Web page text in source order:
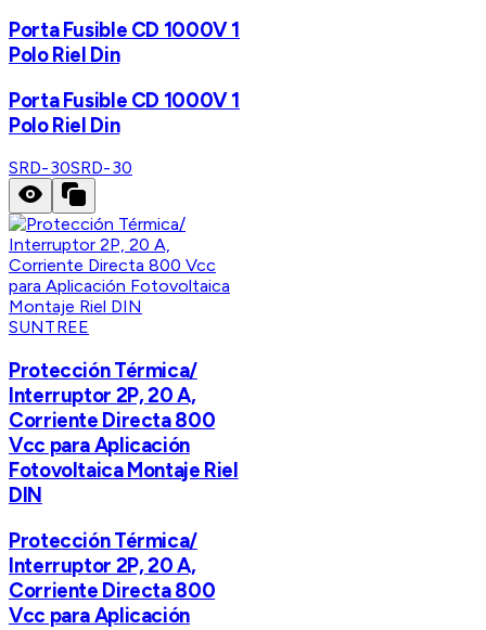
Porta Fusible CD 1000V 1
Polo Riel Din
Porta Fusible CD 1000V 1
Polo Riel Din
SRD-30SRD-30
SUNTREE
Protección Térmica/
Interruptor 2P, 20 A,
Corriente Directa 800
Vcc para Aplicación
Fotovoltaica Montaje Riel
DIN
Protección Térmica/
Interruptor 2P, 20 A,
Corriente Directa 800
Vcc para Aplicación